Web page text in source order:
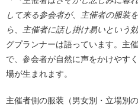
して来る参会者が、主催者の服装
ら、主催者に話し掛け易いという
グプランナーは語っています。主
で、参会者が自然に声をかけやす
場が生まれます。
主催者側の服装（男女別・立場別